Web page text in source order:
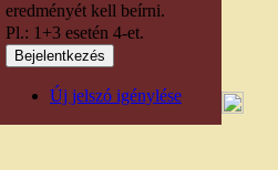
eredményét kell beírni.
Pl.: 1+3 esetén 4-et.
Új jelszó igénylése